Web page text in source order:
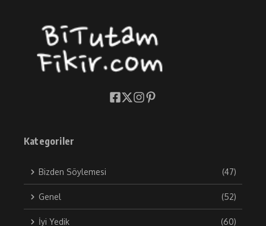
Kategoriler
Bizden Söylemesi (47)
Genel (52)
İyi Yedik (60)